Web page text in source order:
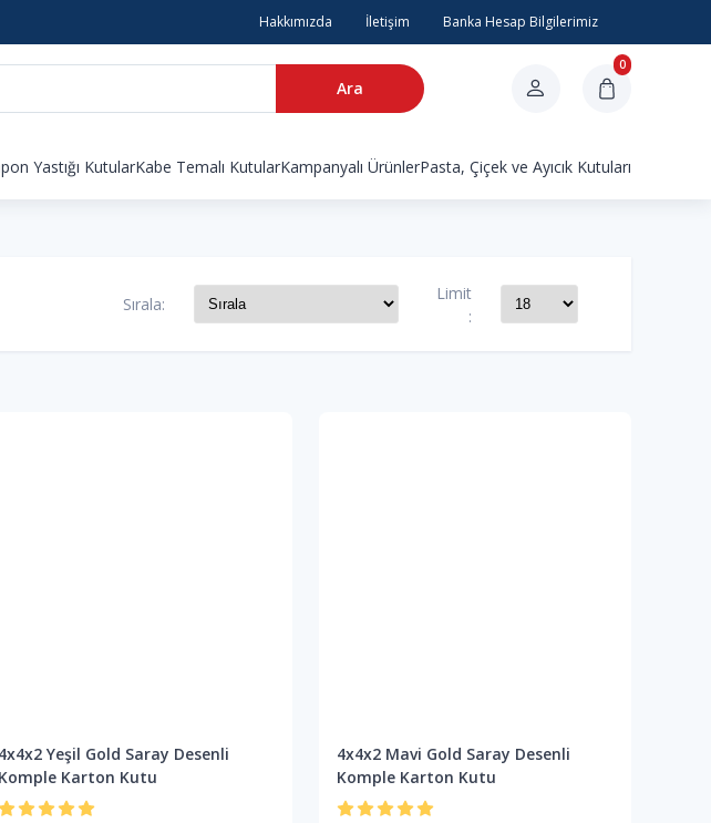
Hakkımızda İletişim Banka Hesap Bilgilerimiz
Ara
0
Yastığı KutularKabe Temalı KutularKampanyalı ÜrünlerPasta, Çiçek ve Ayıcık Kutuları
Sırala:
Limit
:
4x4x2 Yeşil Gold Saray Desenli
Komple Karton Kutu
4x4x2 Mavi Gold Saray Desenli
Komple Karton Kutu